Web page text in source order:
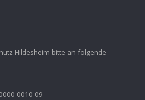
Hildesheim bitte an folgende
0010 09